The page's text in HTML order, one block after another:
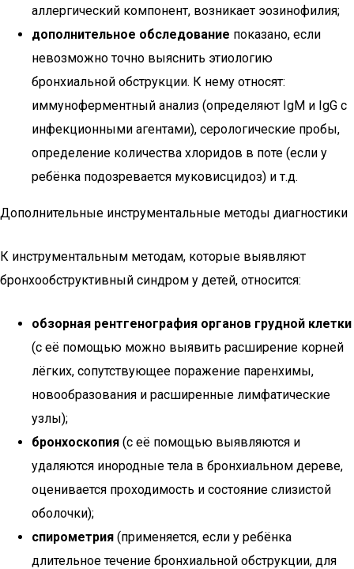
аллергический компонент, возникает эозинофилия;
дополнительное обследование показано, если
невозможно точно выяснить этиологию
бронхиальной обструкции. К нему относят:
иммуноферментный анализ (определяют IgM и IgG с
инфекционными агентами), серологические пробы,
определение количества хлоридов в поте (если у
ребёнка подозревается муковисцидоз) и т.д.
Дополнительные инструментальные методы диагностики
К инструментальным методам, которые выявляют
бронхообструктивный синдром у детей, относится:
обзорная рентгенография органов грудной клетки
(с её помощью можно выявить расширение корней
лёгких, сопутствующее поражение паренхимы,
новообразования и расширенные лимфатические
узлы);
бронхоскопия (с её помощью выявляются и
удаляются инородные тела в бронхиальном дереве,
оценивается проходимость и состояние слизистой
оболочки);
спирометрия (применяется, если у ребёнка
длительное течение бронхиальной обструкции, для